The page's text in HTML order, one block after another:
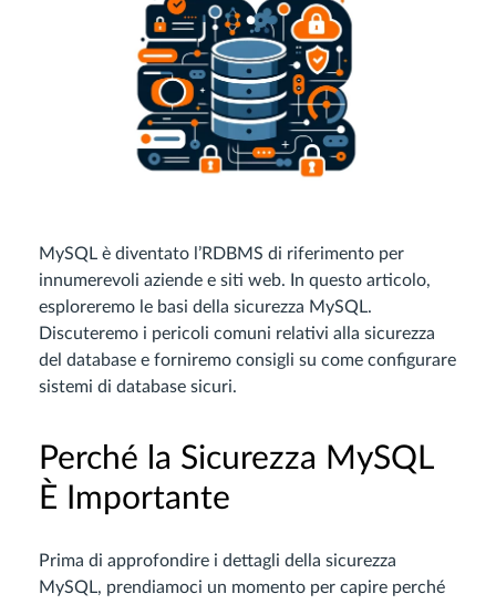
MySQL è diventato l’RDBMS di riferimento per
innumerevoli aziende e siti web. In questo articolo,
esploreremo le basi della sicurezza MySQL.
Discuteremo i pericoli comuni relativi alla sicurezza
del database e forniremo consigli su come configurare
sistemi di database sicuri.
Perché la Sicurezza MySQL
È Importante
Prima di approfondire i dettagli della sicurezza
MySQL, prendiamoci un momento per capire perché